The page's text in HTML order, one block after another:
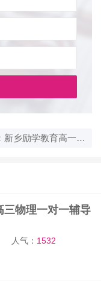
下一篇：新乡励学教育高一英语一对一补习，专注提升学生英语能力
三物理一对一辅导
人气： 1532